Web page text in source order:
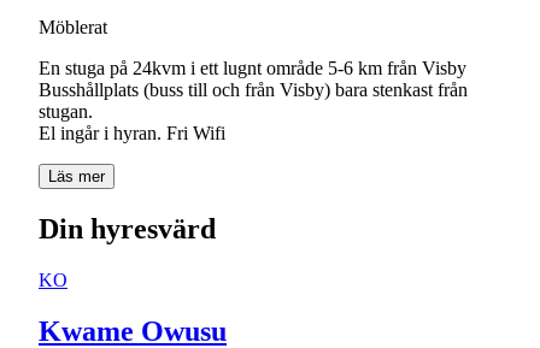
Möblerat
En stuga på 24kvm i ett lugnt område 5-6 km från Visby
Busshållplats (buss till och från Visby) bara stenkast från
stugan.
El ingår i hyran. Fri Wifi
Läs mer
Din hyresvärd
KO
Kwame Owusu